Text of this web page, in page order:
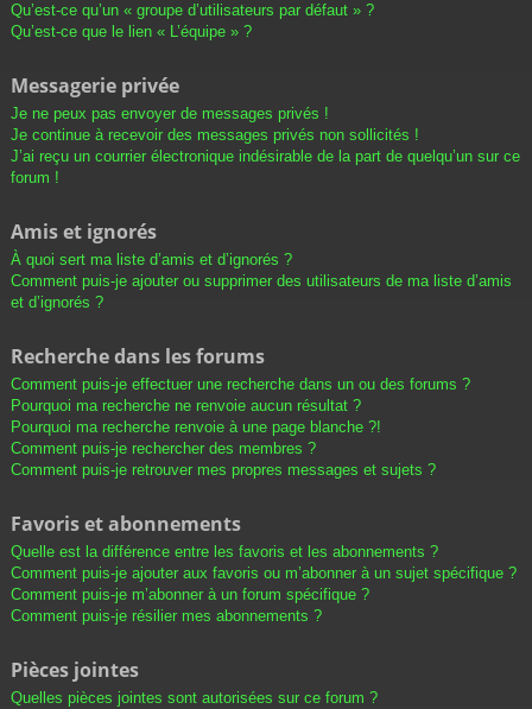
Qu’est-ce qu’un « groupe d’utilisateurs par défaut » ?
Qu’est-ce que le lien « L’équipe » ?
Messagerie privée
Je ne peux pas envoyer de messages privés !
Je continue à recevoir des messages privés non sollicités !
J’ai reçu un courrier électronique indésirable de la part de quelqu’un sur ce
forum !
Amis et ignorés
À quoi sert ma liste d’amis et d’ignorés ?
Comment puis-je ajouter ou supprimer des utilisateurs de ma liste d’amis
et d’ignorés ?
Recherche dans les forums
Comment puis-je effectuer une recherche dans un ou des forums ?
Pourquoi ma recherche ne renvoie aucun résultat ?
Pourquoi ma recherche renvoie à une page blanche ?!
Comment puis-je rechercher des membres ?
Comment puis-je retrouver mes propres messages et sujets ?
Favoris et abonnements
Quelle est la différence entre les favoris et les abonnements ?
Comment puis-je ajouter aux favoris ou m’abonner à un sujet spécifique ?
Comment puis-je m’abonner à un forum spécifique ?
Comment puis-je résilier mes abonnements ?
Pièces jointes
Quelles pièces jointes sont autorisées sur ce forum ?